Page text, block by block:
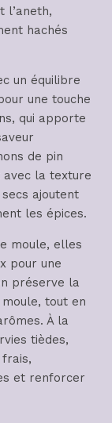
l’aneth,
hachés
un équilibre
une touche
qui apporte
de pin
la texture
ajoutent
les épices.
moule, elles
pour une
préserve la
tout en
À la
tièdes,
et renforcer